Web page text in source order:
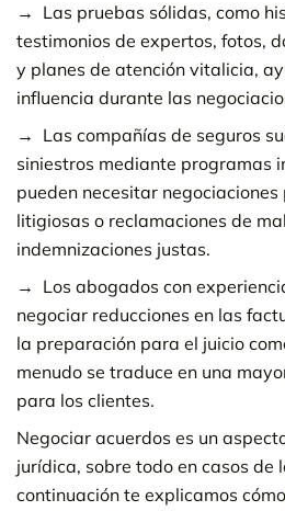
Las pruebas sólidas, como
testimonios de expertos, fotos,
y planes de atención vitalicia,
influencia durante las
Las compañías de seguros
siniestros mediante programas
pueden necesitar
litigiosas o reclamaciones de
indemnizaciones justas.
Los abogados con
negociar reducciones en las
la preparación para el juicio
menudo se traduce en una
para los clientes.
Negociar acuerdos es un
jurídica, sobre todo en casos de
continuación te explicamos cómo